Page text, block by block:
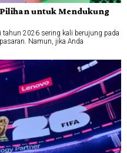
Pilihan untuk Mendukung
2026 sering kali berujung pada
Namun, jika Anda